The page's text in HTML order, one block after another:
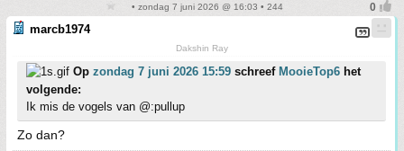
• zondag 7 juni 2026 @ 16:03 • 244
marcb1974
Dakshin Ray
Op zondag 7 juni 2026 15:59 schreef MooieTop6 het
volgende:
Ik mis de vogels van @:pullup
Zo dan?